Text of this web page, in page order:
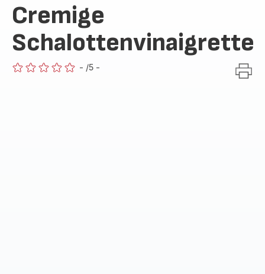
Cremige
Schalottenvinaigrette
- /5 -